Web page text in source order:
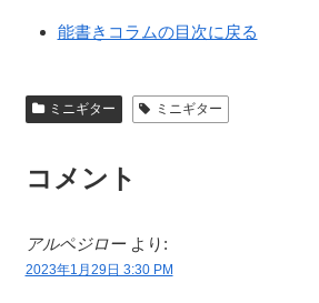
能書きコラムの目次に戻る
ミニギター ミニギター
コメント
アルペジロー より:
2023年1月29日 3:30 PM